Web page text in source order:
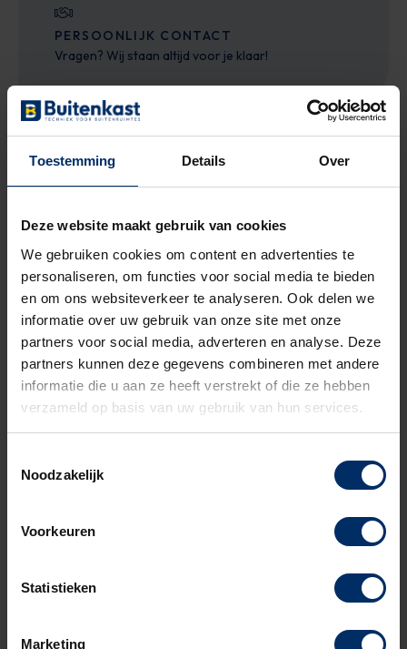
Toestemming Details Over
Deze website maakt gebruik van cookies
We gebruiken cookies om content en advertenties te
personaliseren, om functies voor social media te bieden
en om ons websiteverkeer te analyseren. Ook delen we
informatie over uw gebruik van onze site met onze
partners voor social media, adverteren en analyse. Deze
partners kunnen deze gegevens combineren met andere
informatie die u aan ze heeft verstrekt of die ze hebben
verzameld op basis van uw gebruik van hun services.
Noodzakelijk
Voorkeuren
Statistieken
Marketing
PERSOONLIJK CONTACT
Vragen? Wij staan altijd voor je klaar!
Voordelen
De kast is gemaakt van stevig polyester, wat het
uiterst vandalismebestendig en onderhoudsarm
maakt.
Door ons ruime assortiment is er voor elke
toepassing, een passend model straatkast
beschikbaar.
De kasten worden kant-en-klaar geleverd.
Door despeciale UV coatingis de levensduur
minimaal 20 jaar
Veel extra mogelijkheden
We kunnen de elektrotechnische inhoud voor jou
stapelbaar en kan het opgehoogd worden met een